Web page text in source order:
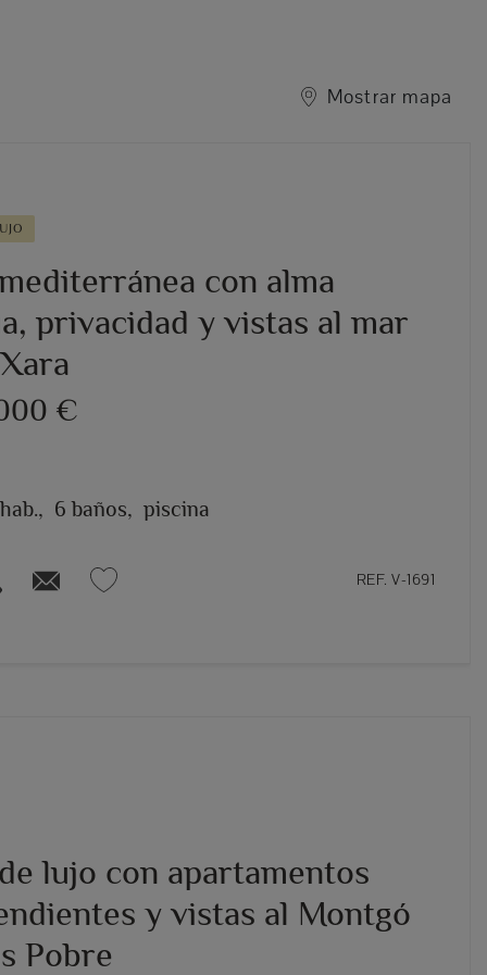
Mostrar mapa
con alma
privacidad y vistas al mar
€
6 baños, piscina
REF. V-1691
lujo con apartamentos
y vistas al Montgó
Pobre